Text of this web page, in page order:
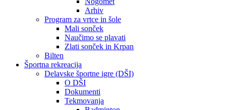
Arhiv
Program za vrtce in šole
Mali sonček
Naučimo se plavati
Zlati sonček in Krpan
Bilten
Športna rekreacija
Delavske športne igre (DŠI)
O DŠI
Dokumenti
Tekmovanja